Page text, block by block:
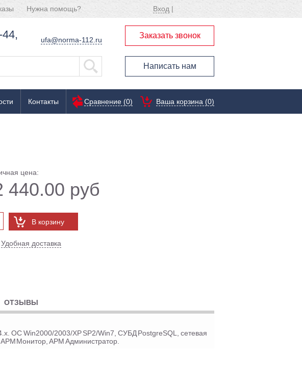
Нужна помощь? Вход |
ufa@norma-112.ru Заказать звонок
Написать нам
Контакты Ваша корзина (0)
Сравнение (0)
цена:
440.00 руб
В корзину
Удобная доставка
ОТЗЫВЫ
ОС Win2000/2003/XP SP2/Win7, СУБД PostgreSQL, сетевая
АРМ Монитор, АРМ Администратор.